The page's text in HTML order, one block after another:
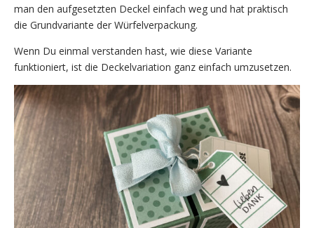
man den aufgesetzten Deckel einfach weg und hat praktisch
die Grundvariante der Würfelverpackung.
Wenn Du einmal verstanden hast, wie diese Variante
funktioniert, ist die Deckelvariation ganz einfach umzusetzen.